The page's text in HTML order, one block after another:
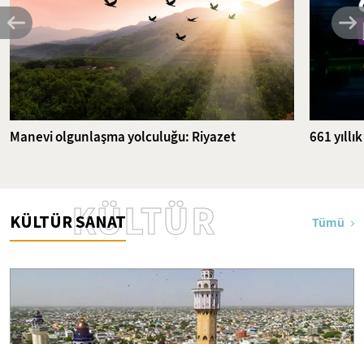
Manevi olgunlaşma yolculuğu: Riyazet 661
KÜLTÜR SANATKÜLTÜR
SANAT
Tümü